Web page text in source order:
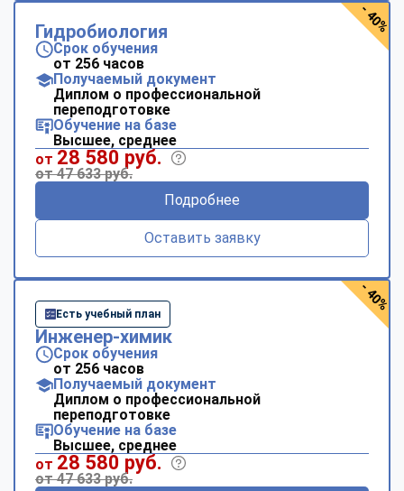
Гидробиология
Срок обучения
от 256 часов
Получаемый документ
Диплом о профессиональной
переподготовке
Обучение на базе
Высшее, среднее
от 28 580 руб.
от 47 633 руб.
Подробнее
Оставить заявку
- 40%
Есть учебный план
Инженер-химик
Срок обучения
от 256 часов
Получаемый документ
Диплом о профессиональной
переподготовке
Обучение на базе
Высшее, среднее
от 28 580 руб.
от 47 633 руб.
- 40%